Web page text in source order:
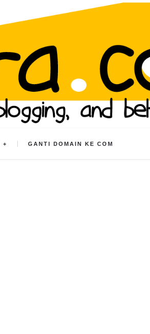
GANTI DOMAIN KE COM